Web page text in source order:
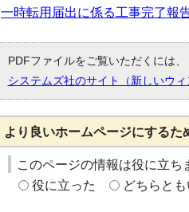
一時転用届出に係る工事完了報
PDFファイルをご覧いただくには
システムズ社のサイト（新しいウィ
より良いホームページにするた
このページの情報は役に立ち
役に立った
どちらと